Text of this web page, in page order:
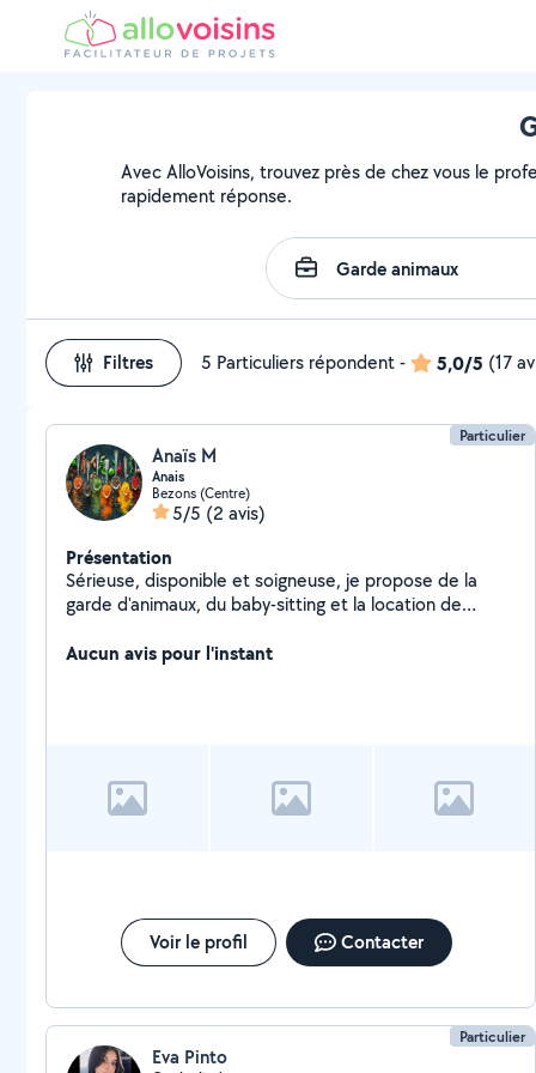
Avec AlloVoisins, trouvez près de chez vous le
rapidement réponse.
Filtres 5 Particuliers répondent- 5,0/5 (17
Particulier
Anaïs M
Anais
Bezons (Centre)
5/5 (2 avis)
Présentation
Sérieuse, disponible et soigneuse, je propose de la
garde d'animaux, du baby-sitting et la location de
rapidement !
Aucun avis pour l'instant
Voir le profil Contacter
Particulier
Eva Pinto